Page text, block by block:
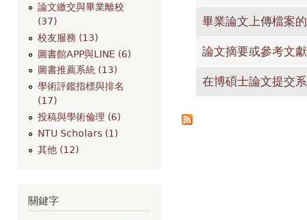
論文繳交與畢業離校
(37)
校友服務 (13)
圖書館APP與LINE (6)
圖書推薦系統 (13)
學術評鑑指標與排名
(17)
投稿與學術倫理 (6)
NTU Scholars (1)
其他 (12)
關鍵字
畢業論文上傳檔案
論文摘要或參考文
在博碩士論文提交